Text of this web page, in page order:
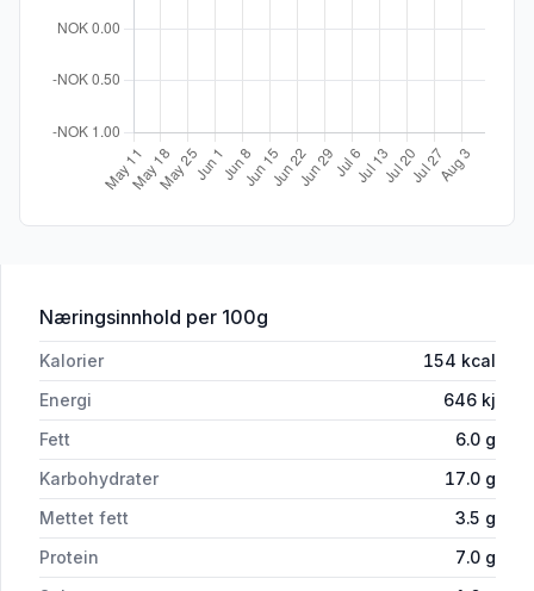
Næringsinnhold for 'Mccain Cheese Balls 1kg'
per 100g
Kalorier 154 kcal
Energi
646 kj
Fett
6.0 g
Karbohydrater
17.0 g
Mettet fett
3.5 g
Protein
7.0 g